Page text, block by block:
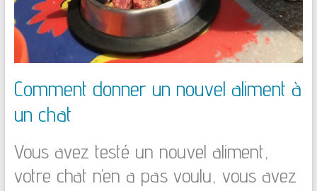
Comment donner un nouvel aliment à
un chat
Vous avez testé un nouvel aliment,
votre chat n’en a pas voulu, vous avez